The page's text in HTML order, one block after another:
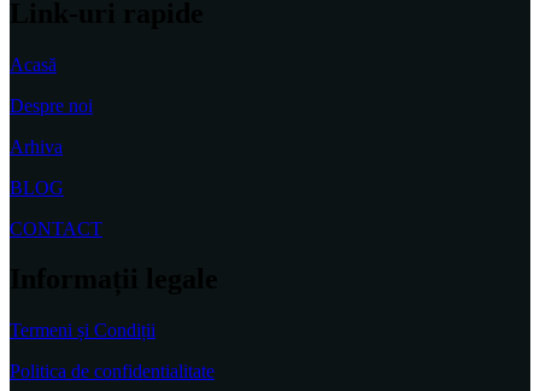
Acasă
Despre noi
Arhiva
BLOG
CONTACT
Termeni și Condiții
Politica de confidentialitate